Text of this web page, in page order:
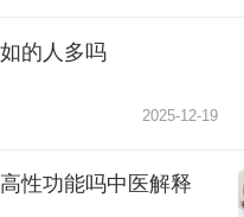
的人多吗
2025-12-19
性功能吗中医解释